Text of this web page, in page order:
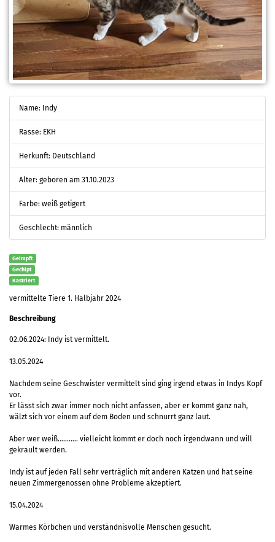
Name: Indy
Rasse: EKH
Herkunft: Deutschland
Alter: geboren am 31.10.2023
Farbe: weiß getigert
Geschlecht: männlich
Geimpft
Gechipt
Kastriert
vermittelte Tiere 1. Halbjahr 2024
Beschreibung
02.06.2024: Indy ist vermittelt.
13.05.2024
Nachdem seine Geschwister vermittelt sind ging irgend etwas in Indys Kopf
vor.
Er lässt sich zwar immer noch nicht anfassen, aber er kommt ganz nah,
wälzt sich vor einem auf dem Boden und schnurrt ganz laut.
Aber wer weiß……….. vielleicht kommt er doch noch irgendwann und will
gekrault werden.
Indy ist auf jeden Fall sehr verträglich mit anderen Katzen und hat seine
neuen Zimmergenossen ohne Probleme akzeptiert.
15.04.2024
Warmes Körbchen und verständnisvolle Menschen gesucht.